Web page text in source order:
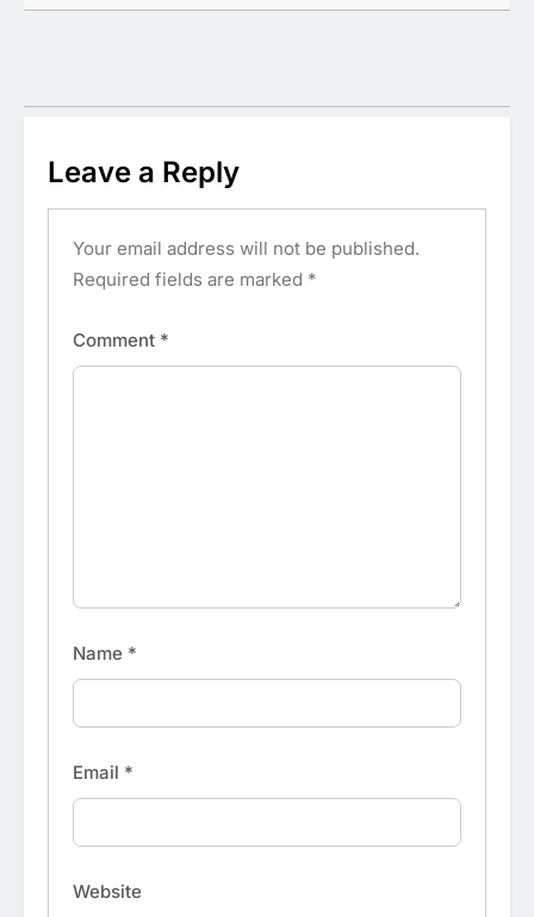
Leave a Reply
Your email address will not be published.
Required fields are marked *
Comment *
Name *
Email *
Website